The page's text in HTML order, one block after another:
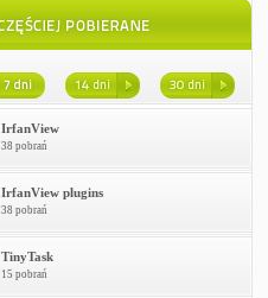
IrfanView
38 pobrań
IrfanView plugins
38 pobrań
TinyTask
15 pobrań